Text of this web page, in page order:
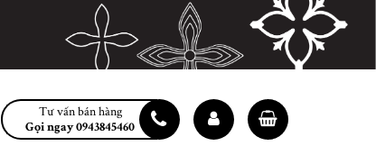
Tư vấn bán hàng
Gọi ngay 0943845460